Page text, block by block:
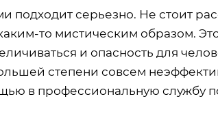
подходит серьезно. Не стоит
то мистическим образом.
и опасность для
степени совсем
в профессиональную службу